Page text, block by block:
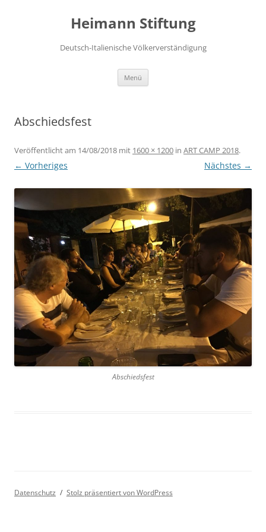
Heimann Stiftung
Deutsch-Italienische Völkerverständigung
Menü
Abschiedsfest
Veröffentlicht am 14/08/2018 mit 1600 × 1200 in ART CAMP 2018.
← Vorheriges Nächstes →
Abschiedsfest
Datenschutz Stolz präsentiert von WordPress